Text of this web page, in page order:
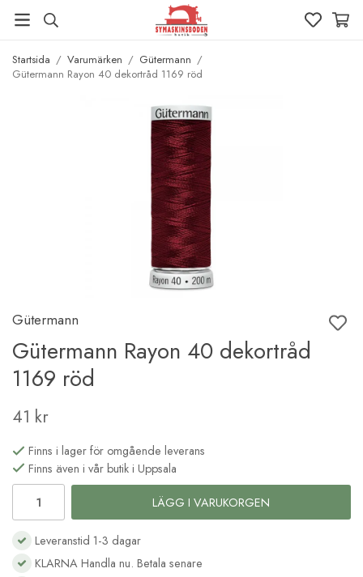
Startsida / Varumärken / Gütermann /
Gütermann Rayon 40 dekortråd 1169 röd
Gütermann
Gütermann Rayon 40 dekortråd
1169 röd
41 kr
Finns i lager för omgående leverans
Finns även i vår butik i Uppsala
LÄGG I VARUKORGEN
Leveranstid 1-3 dagar
KLARNA Handla nu. Betala senare